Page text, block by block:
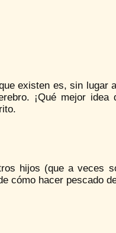
existen es, sin lugar
¡Qué mejor
hijos (que a veces
cómo hacer pescado